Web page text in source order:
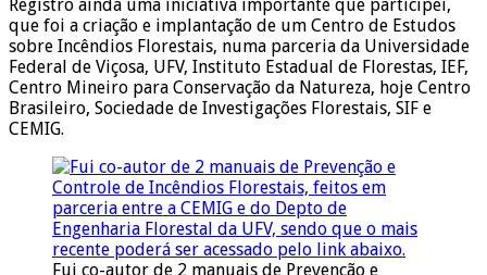
Registro ainda uma iniciativa importante que participei,
que foi a criação e implantação de um Centro de Estudos
sobre Incêndios Florestais, numa parceria da Universidade
Federal de Viçosa, UFV, Instituto Estadual de Florestas, IEF,
Centro Mineiro para Conservação da Natureza, hoje Centro
Brasileiro, Sociedade de Investigações Florestais, SIF e
CEMIG.
Fui co-autor de 2 manuais de Prevenção e